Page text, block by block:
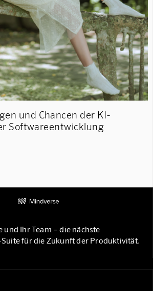
und Chancen der KI-
Softwareentwicklung
und Ihr Team – die nächste
für die Zukunft der Produktivität.